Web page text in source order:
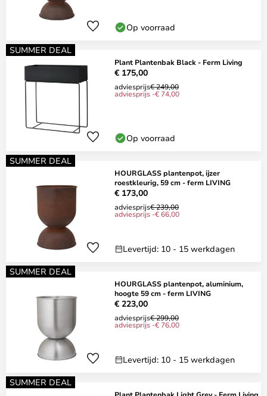
Op voorraad
SUMMER DEAL
Plant Plantenbak Black - Ferm Living
€ 175,00
adviesprijs€ 249,00
adviesprijs -€ 74,00
Op voorraad
SUMMER DEAL
HOURGLASS plantenpot, ijzer
roestkleurig, 59 cm - ferm LIVING
€ 173,00
adviesprijs€ 239,00
adviesprijs -€ 66,00
Levertijd: 10 - 15 werkdagen
SUMMER DEAL
HOURGLASS plantenpot, aluminium,
hoogte 59 cm - ferm LIVING
€ 223,00
adviesprijs€ 299,00
adviesprijs -€ 76,00
Levertijd: 10 - 15 werkdagen
SUMMER DEAL